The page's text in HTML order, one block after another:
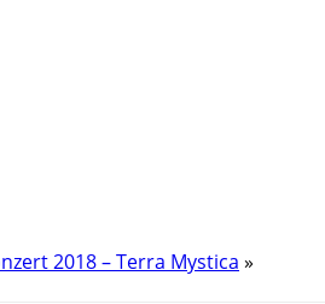
2018 – Terra Mystica »